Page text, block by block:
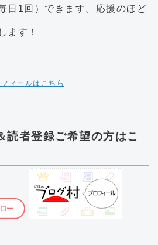
日1回）できます。応援のほど
ます！
ィールはこちら
読者登録ご希望の方はこ